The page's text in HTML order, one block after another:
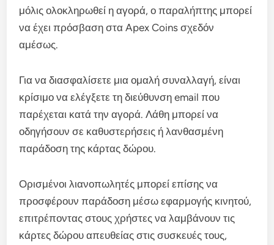
μόλις ολοκληρωθεί η αγορά, ο παραλήπτης μπορεί
να έχει πρόσβαση στα Apex Coins σχεδόν
αμέσως.
Για να διασφαλίσετε μια ομαλή συναλλαγή, είναι
κρίσιμο να ελέγξετε τη διεύθυνση email που
παρέχεται κατά την αγορά. Λάθη μπορεί να
οδηγήσουν σε καθυστερήσεις ή λανθασμένη
παράδοση της κάρτας δώρου.
Ορισμένοι λιανοπωλητές μπορεί επίσης να
προσφέρουν παράδοση μέσω εφαρμογής κινητού,
επιτρέποντας στους χρήστες να λαμβάνουν τις
κάρτες δώρου απευθείας στις συσκευές τους,